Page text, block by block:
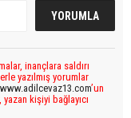
inançlara saldırı
yazılmış yorumlar
www.adilcevaz13.com’un
kişiyi bağlayıcı